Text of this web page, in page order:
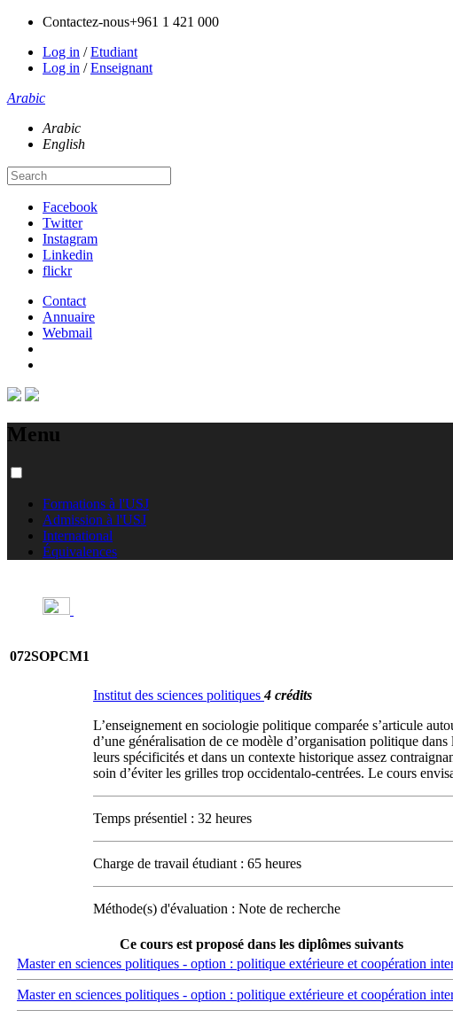
Contactez-nous+961 1 421 000
Log in /Etudiant
Log in /Enseignant
Arabic
Arabic
English
Facebook
Twitter
Instagram
Linkedin
flickr
Contact
Annuaire
Webmail
Menu
Formations à l'USJ
Admission à l'USJ
International
Équivalences
072SOPCM1
Institut des sciences politiques4 crédits
L’enseignement en sociologie politique comparée s’articule
d’une généralisation de ce modèle d’organisation politique
leurs spécificités et dans un contexte historique assez
soin d’éviter les grilles trop occidentalo-centrées. Le cours
Temps présentiel : 32 heures
Charge de travail étudiant : 65 heures
Méthode(s) d'évaluation : Note de recherche
Ce cours est proposé dans les diplômes suivants
Master en sciences politiques - option : politique extérieure et coopération
Master en sciences politiques - option : politique extérieure et coopération